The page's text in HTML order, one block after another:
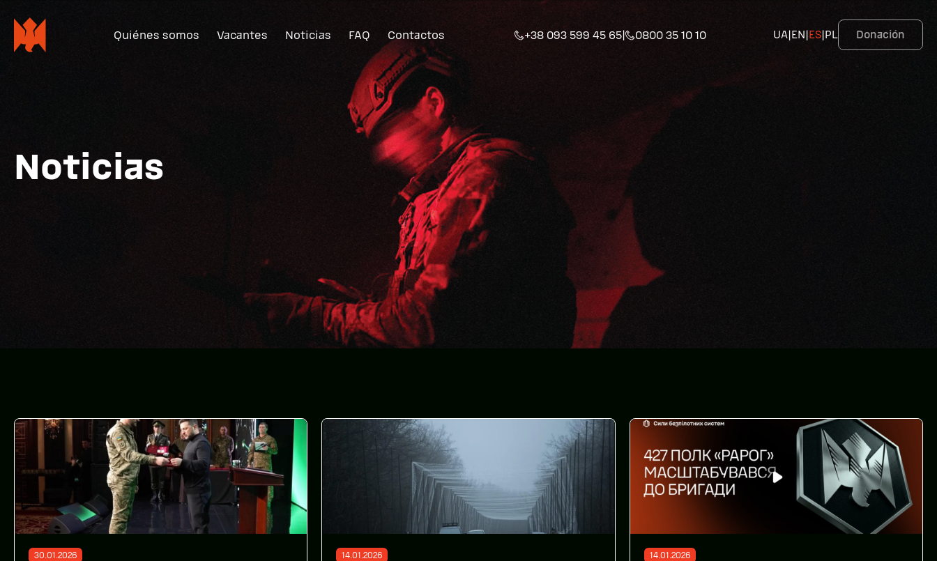
Quiénes somos Vacantes Noticias FAQ Contactos +38 093 599 45 65| 0800 35 10 10 UA|EN|ES|PL Donación
Noticias
30.01.2026 14.01.2026 14.01.2026